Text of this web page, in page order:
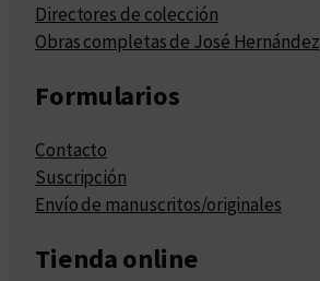
Directores de colección
Obras completas de José Hernández
Formularios
Contacto
Suscripción
Envío de manuscritos/originales
Tienda online